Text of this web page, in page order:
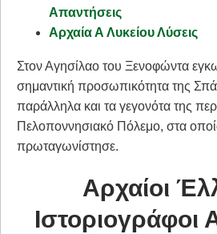
Απαντήσεις
Αρχαία Α Λυκείου Λύσεις
Στον Αγησίλαο του Ξενοφώντα
σημαντική προσωπικότητα της
παράλληλα και τα γεγονότα της
Πελοποννησιακό Πόλεμο, στα
πρωταγωνίστησε.
Αρχαίοι
Ιστοριογράφοι